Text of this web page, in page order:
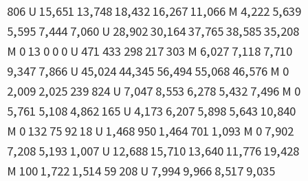
806 U 15,651 13,748 18,432 16,267 11,066 M 4,222 5,639
5,595 7,444 7,060 U 28,902 30,164 37,765 38,585 35,208
M 0 13 0 0 0 U 471 433 298 217 303 M 6,027 7,118 7,710
9,347 7,866 U 45,024 44,345 56,494 55,068 46,576 M 0
2,009 2,025 239 824 U 7,047 8,553 6,278 5,432 7,496 M 0
5,761 5,108 4,862 165 U 4,173 6,207 5,898 5,643 10,840
M 0 132 75 92 18 U 1,468 950 1,464 701 1,093 M 0 7,902
7,208 5,193 1,007 U 12,688 15,710 13,640 11,776 19,428
M 100 1,722 1,514 59 208 U 7,994 9,966 8,517 9,035